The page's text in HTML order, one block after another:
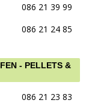
086 21 39 99
086 21 24 85
&
086 21 23 83